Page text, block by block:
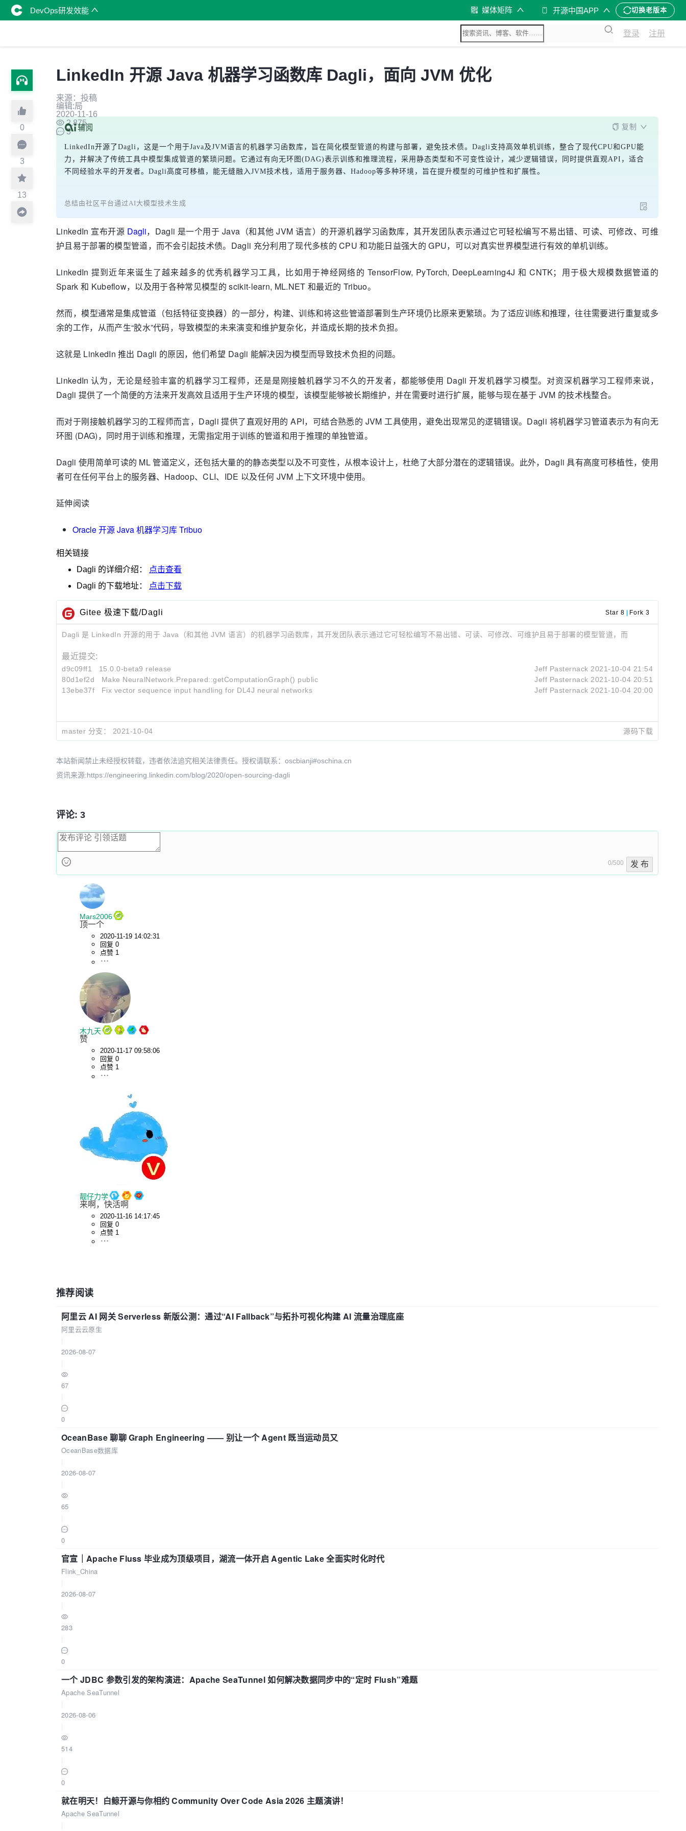
DevOps研发效能 媒体矩阵 开源中国APP 切换老版本
登录 注册
0
3
13
LinkedIn 开源 Java 机器学习函数库 Dagli，面向 JVM 优化
来源：投稿
编辑:局
2020-11-16
2,875
3
复制
LinkedIn开源了Dagli，这是一个用于Java及JVM语言的机器学习函数库，旨在简化模型管道的构建与部署，避免技术债。Dagli支持高效单机训练，整合了现代CPU和GPU能
力，并解决了传统工具中模型集成管道的繁琐问题。它通过有向无环图(DAG)表示训练和推理流程，采用静态类型和不可变性设计，减少逻辑错误，同时提供直观API，适合
不同经验水平的开发者。Dagli高度可移植，能无缝融入JVM技术栈，适用于服务器、Hadoop等多种环境，旨在提升模型的可维护性和扩展性。
总结由社区平台通过AI大模型技术生成
LinkedIn 宣布开源 Dagli，Dagli 是一个用于 Java（和其他 JVM 语言）的开源机器学习函数库，其开发团队表示通过它可轻松编写不易出错、可读、可修改、可维
护且易于部署的模型管道，而不会引起技术债。Dagli 充分利用了现代多核的 CPU 和功能日益强大的 GPU，可以对真实世界模型进行有效的单机训练。
LinkedIn 提到近年来诞生了越来越多的优秀机器学习工具，比如用于神经网络的 TensorFlow, PyTorch, DeepLearning4J 和 CNTK；用于极大规模数据管道的
Spark 和 Kubeflow，以及用于各种常见模型的 scikit-learn, ML.NET 和最近的 Tribuo。
然而，模型通常是集成管道（包括特征变换器）的一部分，构建、训练和将这些管道部署到生产环境仍比原来更繁琐。为了适应训练和推理，往往需要进行重复或多
余的工作，从而产生“胶水”代码，导致模型的未来演变和维护复杂化，并造成长期的技术负担。
这就是 LinkedIn 推出 Dagli 的原因，他们希望 Dagli 能解决因为模型而导致技术负担的问题。
LinkedIn 认为，无论是经验丰富的机器学习工程师，还是是刚接触机器学习不久的开发者，都能够使用 Dagli 开发机器学习模型。对资深机器学习工程师来说，
Dagli 提供了一个简便的方法来开发高效且适用于生产环境的模型，该模型能够被长期维护，并在需要时进行扩展，能够与现在基于 JVM 的技术栈整合。
而对于刚接触机器学习的工程师而言，Dagli 提供了直观好用的 API，可结合熟悉的 JVM 工具使用，避免出现常见的逻辑错误。Dagli 将机器学习管道表示为有向无
环图 (DAG)，同时用于训练和推理，无需指定用于训练的管道和用于推理的单独管道。
Dagli 使用简单可读的 ML 管道定义，还包括大量的的静态类型以及不可变性，从根本设计上，杜绝了大部分潜在的逻辑错误。此外，Dagli 具有高度可移植性，使用
者可在任何平台上的服务器、Hadoop、CLI、IDE 以及任何 JVM 上下文环境中使用。
延伸阅读
Oracle 开源 Java 机器学习库 Tribuo
相关链接
Dagli 的详细介绍：
点击查看
Dagli 的下载地址： 点击下载
Gitee 极速下载/Dagli Star 8 Fork 3
Dagli 是 LinkedIn 开源的用于 Java（和其他 JVM 语言）的机器学习函数库，其开发团队表示通过它可轻松编写不易出错、可读、可修改、可维护且易于部署的模型管道，而
最近提交:
d9c09ff1 15.0.0-beta9 release Jeff Pasternack 2021-10-04 21:54
80d1ef2d
Make NeuralNetwork.Prepared::getComputationGraph() public Jeff Pasternack 2021-10-04 20:51
13ebe37f
Fix vector sequence input handling for DL4J neural networks Jeff Pasternack 2021-10-04 20:00
master 分支： 2021-10-04 源码下载
本站新闻禁止未经授权转载，违者依法追究相关法律责任。授权请联系：oscbianji#oschina.cn
资讯来源:https://engineering.linkedin.com/blog/2020/open-sourcing-dagli
评论: 3
0/500 发 布
Mars2006
顶一个
2020-11-19 14:02:31
回复 0
点赞 1
木九天
赞
2020-11-17 09:58:06
回复 0
点赞 1
靓仔力学
来啊，快活啊
2020-11-16 14:17:45
回复 0
点赞 1
推荐阅读
阿里云 AI 网关 Serverless 新版公测：通过“AI Fallback”与拓扑可视化构建 AI 流量治理底座
阿里云云原生
2026-08-07
67
0
OceanBase 聊聊 Graph Engineering —— 别让一个 Agent 既当运动员又
OceanBase数据库
2026-08-07
65
0
官宣｜Apache Fluss 毕业成为顶级项目，湖流一体开启 Agentic Lake 全面实时化时代
Flink_China
2026-08-07
283
0
一个 JDBC 参数引发的架构演进：Apache SeaTunnel 如何解决数据同步中的“定时 Flush”难题
Apache SeaTunnel
2026-08-06
514
0
就在明天！白鲸开源与你相约 Community Over Code Asia 2026 主题演讲！
Apache SeaTunnel